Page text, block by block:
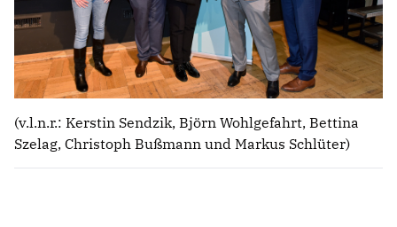
(v.l.n.r.: Kerstin Sendzik, Björn Wohlgefahrt, Bettina
Szelag, Christoph Bußmann und Markus Schlüter)